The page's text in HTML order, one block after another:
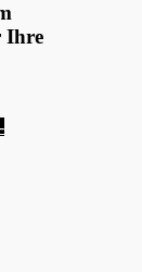
Ihre